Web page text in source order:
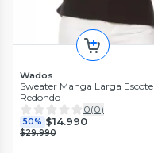
Wados
Sweater Manga Larga Escote
Redondo
0(0)
50% $14.990
$29.990